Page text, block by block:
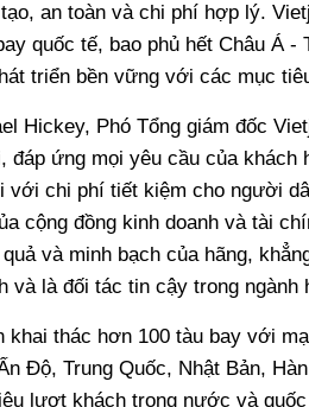
an toàn và chi phí hợp lý.
quốc tế, bao phủ hết Châu Á
triển bền vững với các mục
Hickey, Phó Tổng giám đốc
đáp ứng mọi yêu cầu của khách
với chi phí tiết kiệm cho người
cộng đồng kinh doanh và tài
và minh bạch của hãng,
và là đối tác tin cậy trong ngành
khai thác hơn 100 tàu bay với
Độ, Trung Quốc, Nhật Bản,
lượt khách trong nước và